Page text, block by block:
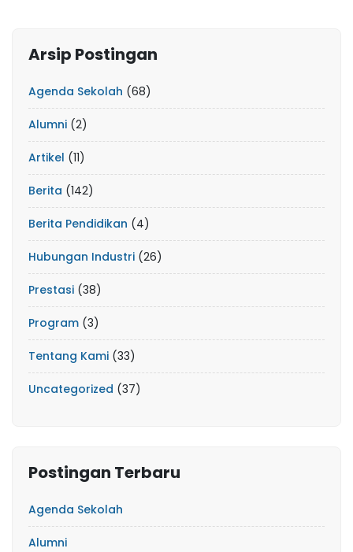
Arsip Postingan
Agenda Sekolah (68)
Alumni (2)
Artikel (11)
Berita (142)
Berita Pendidikan (4)
Hubungan Industri (26)
Prestasi (38)
Program (3)
Tentang Kami (33)
Uncategorized (37)
Postingan Terbaru
Agenda Sekolah
Alumni